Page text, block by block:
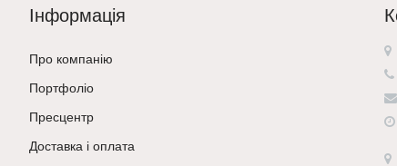
Інформація
Про компанію
Портфоліо
Пресцентр
Доставка і оплата